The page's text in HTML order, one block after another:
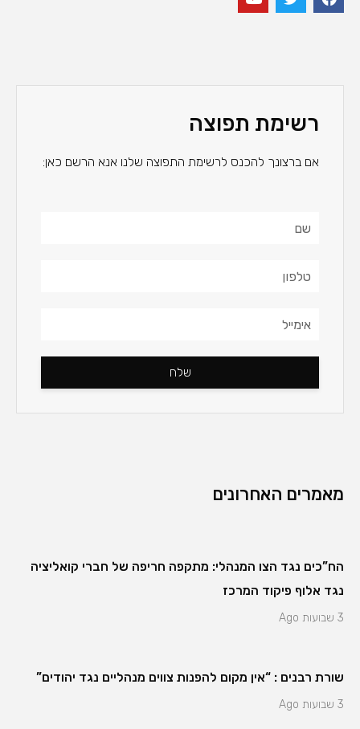
רשימת תפוצה
אם ברצונך להכנס לרשימת התפוצה שלנו אנא הרשם כאן:
שלח
מאמרים האחרונים
הח”כים נגד הצו המנהלי: מתקפה חריפה של חברי קואליציה
נגד אלוף פיקוד המרכז
3 שבועות Ago
שורת רבנים : “אין מקום להפנות צווים מנהליים נגד יהודים”
3 שבועות Ago